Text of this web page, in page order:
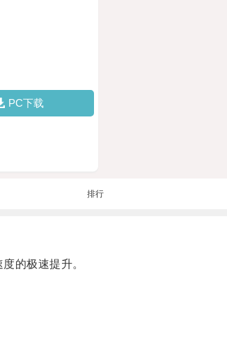
PC下载
排行
的极速提升。